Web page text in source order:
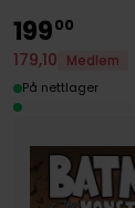
19900
179,10
Medlem
På nettlager